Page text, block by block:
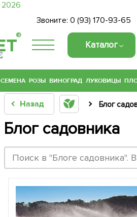
Звоните:0 (93) 170-93-65
®
Каталог
СЕМЕНА РОЗЫ ВИНОГРАД ЛУКОВИЦЫ
Назад Блог
Блог садовника